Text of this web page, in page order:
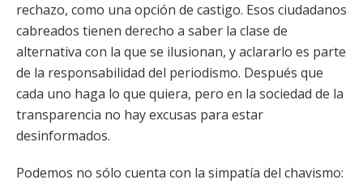
rechazo, como una opción de castigo. Esos ciudadanos
cabreados tienen derecho a saber la clase de
alternativa con la que se ilusionan, y aclararlo es parte
de la responsabilidad del periodismo. Después que
cada uno haga lo que quiera, pero en la sociedad de la
transparencia no hay excusas para estar
desinformados.
Podemos no sólo cuenta con la simpatía del chavismo: